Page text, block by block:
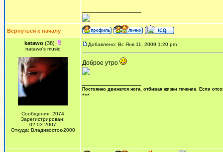
Вернуться к началу
katawo(38)
natawo's music
Сообщения: 2074
Зарегистрирован:
02.03.2007
Откуда: Владивосток-2000
Добавлено: Вс Янв 11, 2009 1:20 pm
Доброе утро
Постоянно движется нога, отбивая жизни течение. Если
***